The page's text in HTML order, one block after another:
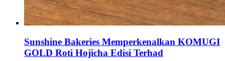
Sunshine Bakeries Memperkenalkan KOMUGI
GOLD Roti Hojicha Edisi Terhad